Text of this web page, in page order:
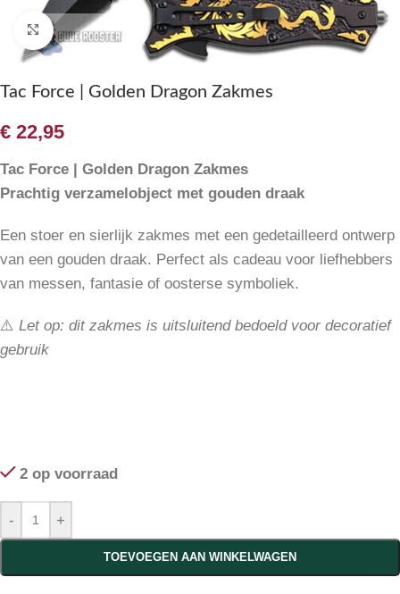
Klik om te vergroten
Tac Force | Golden Dragon Zakmes
€ 22,95
Tac Force | Golden Dragon Zakmes
Prachtig verzamelobject met gouden draak
Een stoer en sierlijk zakmes met een gedetailleerd ontwerp
van een gouden draak. Perfect als cadeau voor liefhebbers
van messen, fantasie of oosterse symboliek.
⚠️ Let op: dit zakmes is uitsluitend bedoeld voor decoratief
gebruik
2 op voorraad
- +
TOEVOEGEN AAN WINKELWAGEN